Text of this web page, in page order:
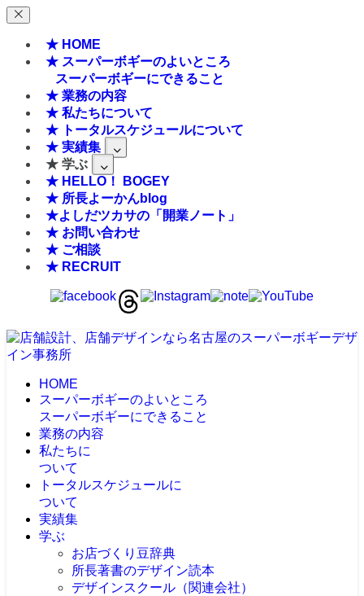
★ HOME
★ スーパーボギーのよいところ
スーパーボギーにできること
★ 業務の内容
★ 私たちについて
★ トータルスケジュールについて
★ 実績集
★ 学ぶ
★ HELLO！ BOGEY
★ 所長よーかんblog
★よしだツカサの「開業ノート」
★ お問い合わせ
★ ご相談
★ RECRUIT
HOME
スーパーボギーのよいところ
スーパーボギーにできること
業務の内容
私たちに
ついて
トータルスケジュールに
ついて
実績集
学ぶ
お店づくり豆辞典
所長著書のデザイン読本
デザインスクール（関連会社）